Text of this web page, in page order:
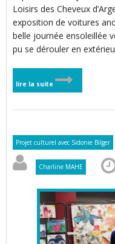
Loisirs des Cheveux
exposition de voitures
belle journée ensoleillée
pu se dérouler en
lire la suite
Projet culturel avec Sidonie Bilger
Charline MAHE